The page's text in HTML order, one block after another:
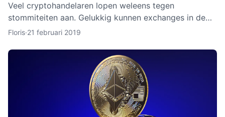
Veel cryptohandelaren lopen weleens tegen
stommiteiten aan. Gelukkig kunnen exchanges in de
meeste gevallen helpen. Helaas zijn er ook gevallen
Floris·21 februari 2019